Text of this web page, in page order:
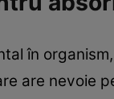
în
are nevoie